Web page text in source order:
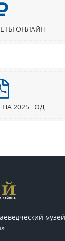
ОНЛАЙН
2025 ГОД
музей